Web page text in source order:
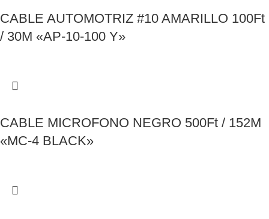
CABLE AUTOMOTRIZ #10 AMARILLO 100Ft
/ 30M «AP-10-100 Y»
CABLE MICROFONO NEGRO 500Ft / 152M
«MC-4 BLACK»